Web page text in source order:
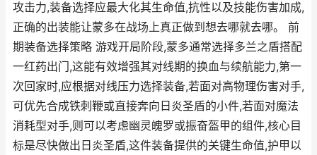
攻击力,装备选择应最大化其生命值,抗性以及技能伤害加成,
正确的出装能让蒙多在战场上真正做到想去哪就去哪。 前
期装备选择策略 游戏开局阶段,蒙多通常选择多兰之盾搭配
一红药出门,这能有效增强其对线期的换血与续航能力,第一
次回家时,应根据对线压力选择装备,若面对高物理伤害对手,
可优先合成铁刺鞭或直接奔向日炎圣盾的小件,若面对魔法
消耗型对手,则可以考虑幽灵魄罗或振奋盔甲的组件,核心目
标是尽快做出日炎圣盾,这件装备提供的关键生命值,护甲以